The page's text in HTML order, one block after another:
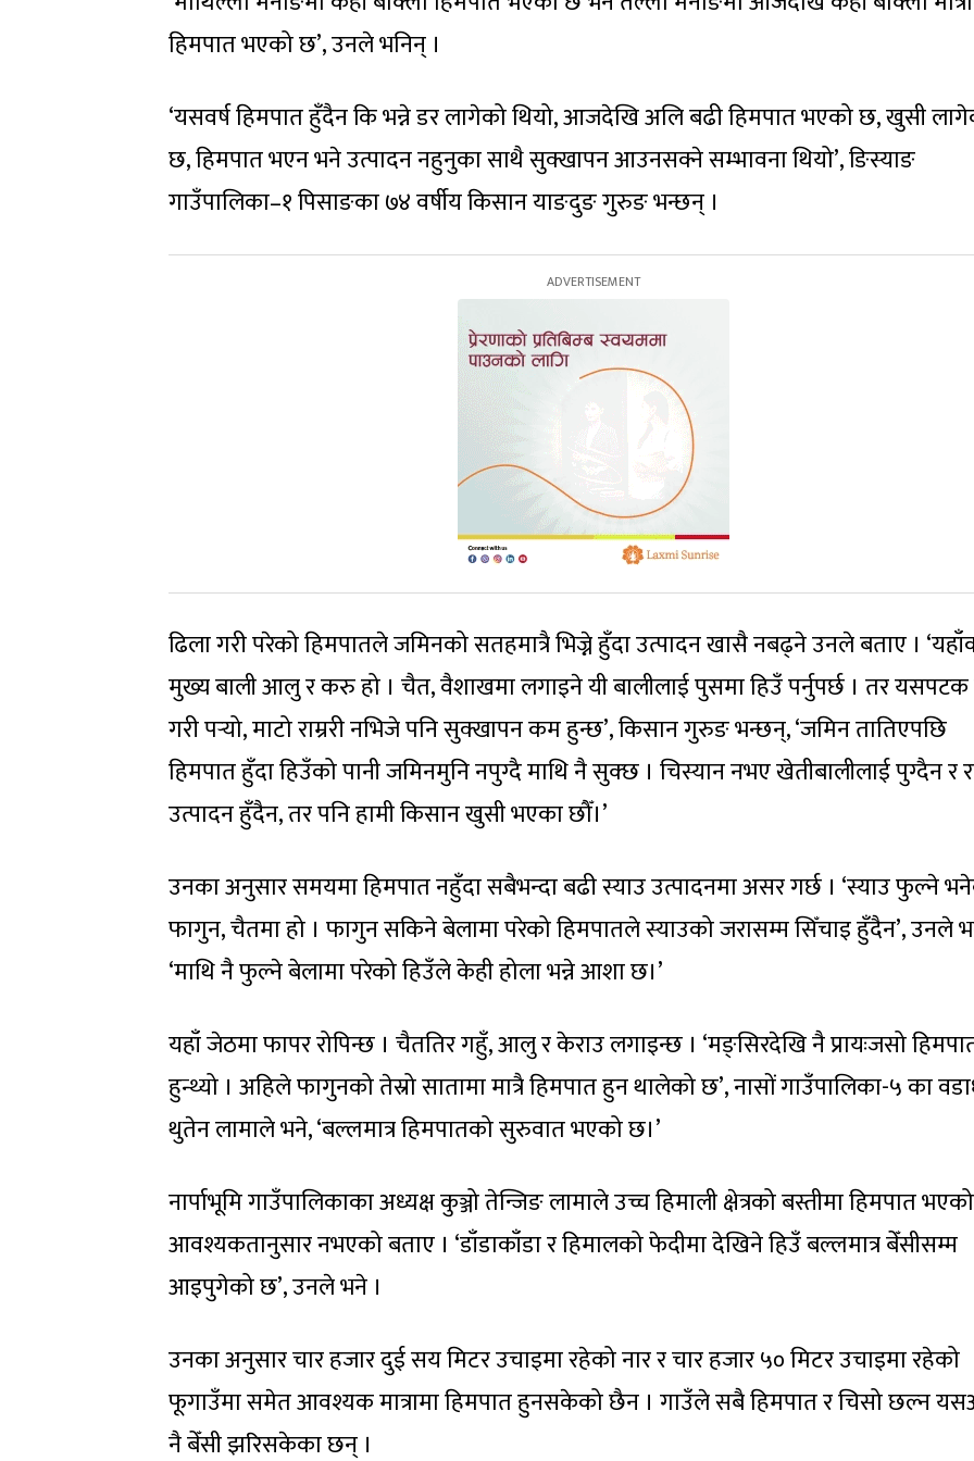
हिमपात भएको छ’, उनले भनिन् ।
‘यसवर्ष हिमपात हुँदैन कि भन्ने डर लागेको थियो, आजदेखि अलि बढी हिमपात भएको छ, खुसी
छ, हिमपात भएन भने उत्पादन नहुनुका साथै सुक्खापन आउनसक्ने सम्भावना थियो’, ङिस्याङ
गाउँपालिका–१ पिसाङका ७४ वर्षीय किसान याङदुङ गुरुङ भन्छन् ।
ढिला गरी परेको हिमपातले जमिनको सतहमात्रै भिज्ने हुँदा उत्पादन खासै नबढ्ने उनले बताए ।
मुख्य बाली आलु र करु हो । चैत, वैशाखमा लगाइने यी बालीलाई पुसमा हिउँ पर्नुपर्छ । तर यसपटक
गरी पर्‍यो, माटो राम्ररी नभिजे पनि सुक्खापन कम हुन्छ’, किसान गुरुङ भन्छन्, ‘जमिन तातिएपछि
हिमपात हुँदा हिउँको पानी जमिनमुनि नपुग्दै माथि नै सुक्छ । चिस्यान नभए खेतीबालीलाई पुग्दैन र
उत्पादन हुँदैन, तर पनि हामी किसान खुसी भएका छौँ।’
उनका अनुसार समयमा हिमपात नहुँदा सबैभन्दा बढी स्याउ उत्पादनमा असर गर्छ । ‘स्याउ फुल्ने
फागुन, चैतमा हो । फागुन सकिने बेलामा परेको हिमपातले स्याउको जरासम्म सिँचाइ हुँदैन’, उनले
‘माथि नै फुल्ने बेलामा परेको हिउँले केही होला भन्ने आशा छ।’
यहाँ जेठमा फापर रोपिन्छ । चैततिर गहुँ, आलु र केराउ लगाइन्छ । ‘मङ्सिरदेखि नै प्रायःजसो
हुन्थ्यो । अहिले फागुनको तेस्रो सातामा मात्रै हिमपात हुन थालेको छ’, नासों गाउँपालिका-५ का
थुतेन लामाले भने, ‘बल्लमात्र हिमपातको सुरुवात भएको छ।’
नार्पाभूमि गाउँपालिकाका अध्यक्ष कुञ्जो तेन्जिङ लामाले उच्च हिमाली क्षेत्रको बस्तीमा हिमपात
आवश्यकतानुसार नभएको बताए । ‘डाँडाकाँडा र हिमालको फेदीमा देखिने हिउँ बल्लमात्र बेँसीसम्म
आइपुगेको छ’, उनले भने ।
उनका अनुसार चार हजार दुई सय मिटर उचाइमा रहेको नार र चार हजार ५० मिटर उचाइमा रहेको
फूगाउँमा समेत आवश्यक मात्रामा हिमपात हुनसकेको छैन । गाउँले सबै हिमपात र चिसो छल्न
नै बेँसी झरिसकेका छन् ।